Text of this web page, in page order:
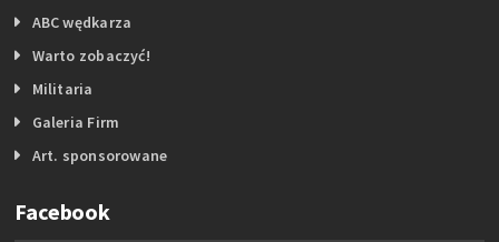
ABC wędkarza
Warto zobaczyć!
Militaria
Galeria Firm
Art. sponsorowane
Facebook